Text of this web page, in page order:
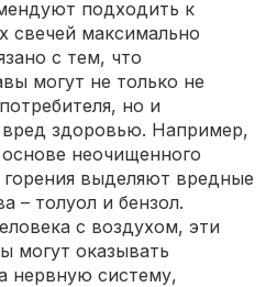
подходить к
свечей максимально
с тем, что
могут не только не
но и
здоровью. Например,
неочищенного
выделяют вредные
– толуол и бензол.
с воздухом, эти
могут оказывать
нервную систему,